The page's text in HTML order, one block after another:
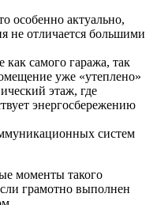
особенно актуально,
не отличается большими
как самого гаража, так
уже «утеплено»
этаж, где
энергосбережению
систем
моменты такого
грамотно выполнен